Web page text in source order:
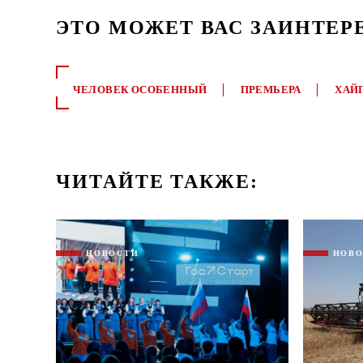
ЭТО МОЖЕТ ВАС
ЧЕЛОВЕК ОСОБЕННЫЙ ПРЕМЬЕРА
ЧИТАЙТЕ ТАКЖЕ:
НОВОСТИ